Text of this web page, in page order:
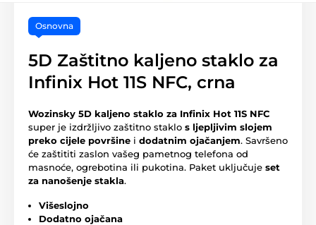
Osnovna
5D Zaštitno kaljeno staklo za
Infinix Hot 11S NFC, crna
Wozinsky 5D kaljeno staklo za Infinix Hot 11S NFC
super je izdržljivo zaštitno staklo s ljepljivim slojem
preko cijele površine i dodatnim ojačanjem. Savršeno
će zaštititi zaslon vašeg pametnog telefona od
masnoće, ogrebotina ili pukotina. Paket uključuje set
za nanošenje stakla.
Višeslojno
Dodatno ojačana